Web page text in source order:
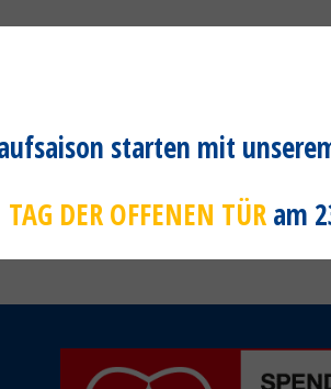
vorbei oder nutze das Kontaktformular
starten mit
TAG DER OFFENEN TÜRam